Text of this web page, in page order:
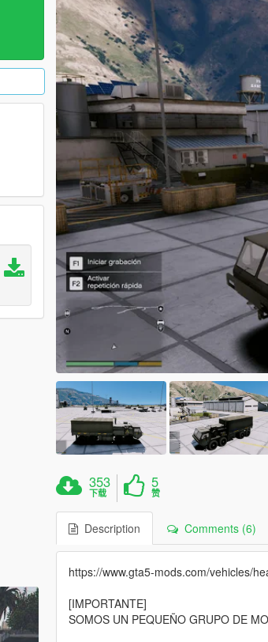
353
下载
5
赞
Description Comments (6)
https://www.gta5-mods.com/vehicles/
[IMPORTANTE]
SOMOS UN PEQUEÑO GRUPO DE